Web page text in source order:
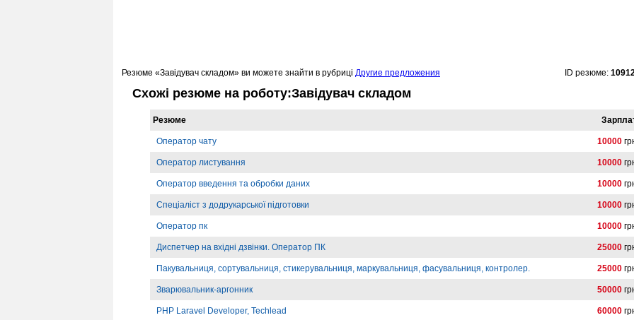
Резюме «Завідувач складом» ви можете знайти в рубриці Другие предложения ID резюме:
Схожі резюме на роботу:Завідувач складом
Резюме
Оператор чату 10000
Оператор листування 10000
Оператор введення та обробки даних 10000
Спеціаліст з додрукарської підготовки 10000
Оператор пк 10000
Диспетчер на вхідні дзвінки. Оператор ПК 25000
Пакувальниця, сортувальниця, стикерувальниця, маркувальниця, фасувальниця, контролер. 25000
Зварювальник-аргонник 50000
PHP Laravel Developer, Techlead 60000